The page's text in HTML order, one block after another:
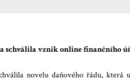
schválila vznik online finančního
novelu daňového řádu, která